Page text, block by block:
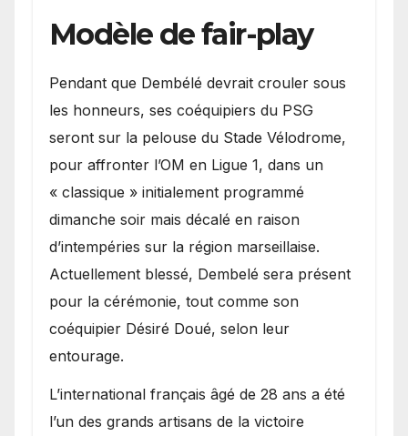
Modèle de fair-play
Pendant que Dembélé devrait crouler sous
les honneurs, ses coéquipiers du PSG
seront sur la pelouse du Stade Vélodrome,
pour affronter l’OM en Ligue 1, dans un
« classique » initialement programmé
dimanche soir mais décalé en raison
d’intempéries sur la région marseillaise.
Actuellement blessé, Dembelé sera présent
pour la cérémonie, tout comme son
coéquipier Désiré Doué, selon leur
entourage.
L’international français âgé de 28 ans a été
l’un des grands artisans de la victoire